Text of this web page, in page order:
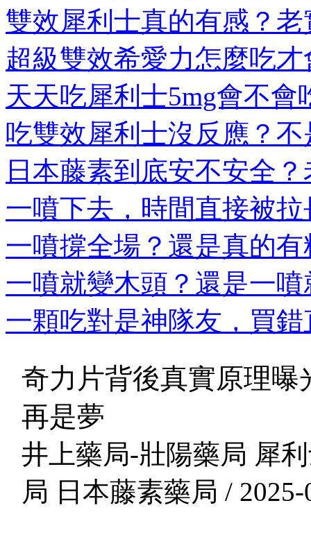
雙效犀利士真的有感？
超級雙效希愛力怎麼吃
天天吃犀利士5mg會不會
吃雙效犀利士沒反應？
日本藤素到底安不安全
一噴下去，時間直接被
一噴撐全場？還是真的
一噴就變木頭？還是一
一顆吃對是神隊友，買
奇力片背後真實原理
再是夢
井上藥局-壯陽藥局 犀
局 日本藤素藥局 / 2025-